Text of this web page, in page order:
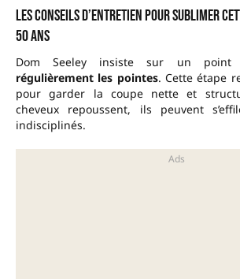
Les conseils d’entretien pour sublimer
50 ans
Dom Seeley insiste sur un
régulièrement les pointes. Cette étape
pour garder la coupe nette et
cheveux repoussent, ils peuvent
indisciplinés.